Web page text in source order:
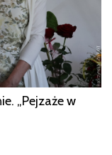
„Pejzaże w